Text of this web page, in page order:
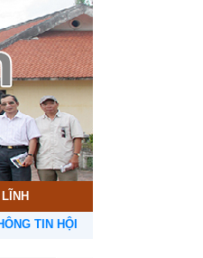
HỘI LIÊN HIỆP VĂN HỌC NGHỆ